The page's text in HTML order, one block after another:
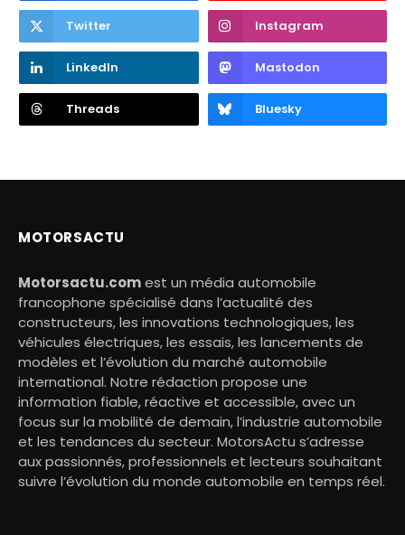
Twitter Instagram
LinkedIn Mastodon
Threads Bluesky
MOTORSACTU
Motorsactu.comest un média automobile
francophone spécialisé dans l’actualité des
constructeurs, les innovations technologiques, les
véhicules électriques, les essais, les lancements de
modèles et l’évolution du marché automobile
international. Notre rédaction propose une
information fiable, réactive et accessible, avec un
focus sur la mobilité de demain, l’industrie automobile
et les tendances du secteur. MotorsActu s’adresse
aux passionnés, professionnels et lecteurs souhaitant
suivre l’évolution du monde automobile en temps réel.